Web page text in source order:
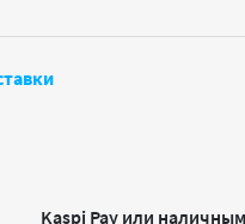
Kaspi Pay или